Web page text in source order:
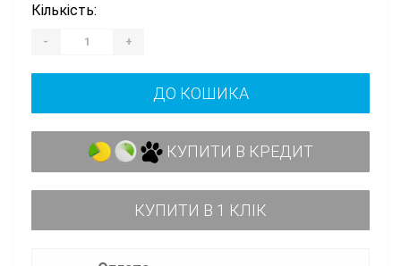
Кількість:
- +
ДО КОШИКА
КУПИТИ В КРЕДИТ
КУПИТИ В 1 КЛІК